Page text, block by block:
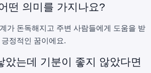
떤 의미를 가지나요?
가 돈독해지고 주변 사람들에게 도움을 받
정적인 꿈이에요.
았는데 기분이 좋지 않았다면